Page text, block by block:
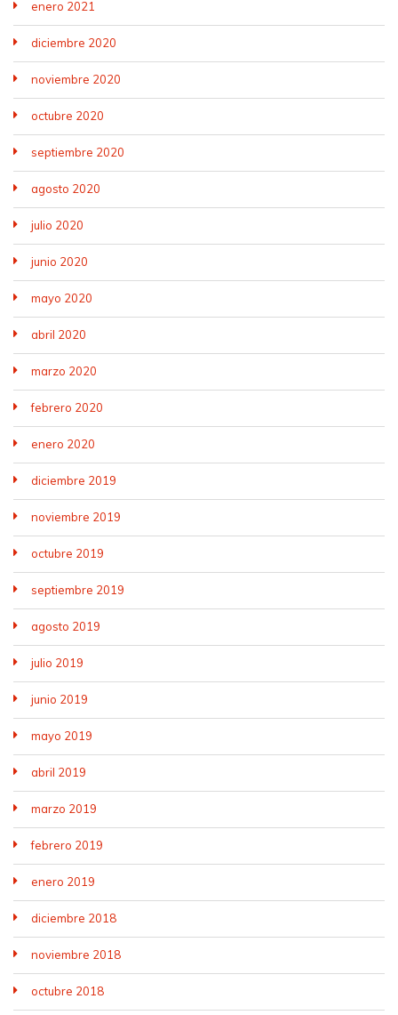
enero 2021
diciembre 2020
noviembre 2020
octubre 2020
septiembre 2020
agosto 2020
julio 2020
junio 2020
mayo 2020
abril 2020
marzo 2020
febrero 2020
enero 2020
diciembre 2019
noviembre 2019
octubre 2019
septiembre 2019
agosto 2019
julio 2019
junio 2019
mayo 2019
abril 2019
marzo 2019
febrero 2019
enero 2019
diciembre 2018
noviembre 2018
octubre 2018